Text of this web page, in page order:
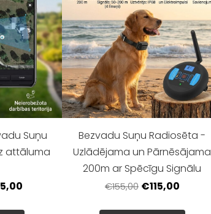
Suņu
attāluma
Bezvadu Suņu Radiosēta -
Uzlādējama un Pārnēsājama
200m ar Spēcīgu Signālu
€155,00 €115,00